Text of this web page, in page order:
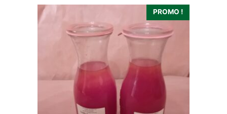
PROMO !